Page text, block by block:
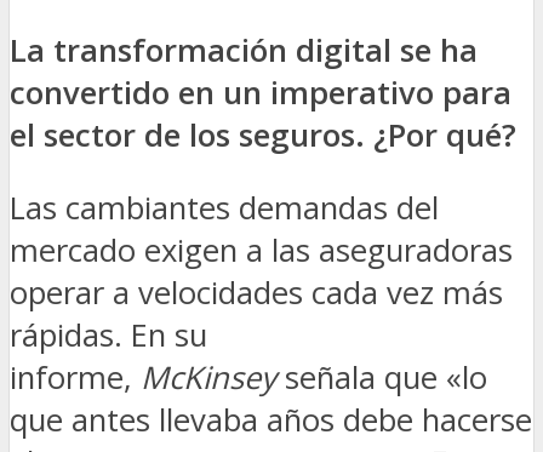
La transformación digital se ha
convertido en un imperativo para
el sector de los seguros. ¿Por qué?
Las cambiantes demandas del
mercado exigen a las aseguradoras
operar a velocidades cada vez más
rápidas. En su
informe, McKinseyseñala que «lo
que antes llevaba años debe hacerse